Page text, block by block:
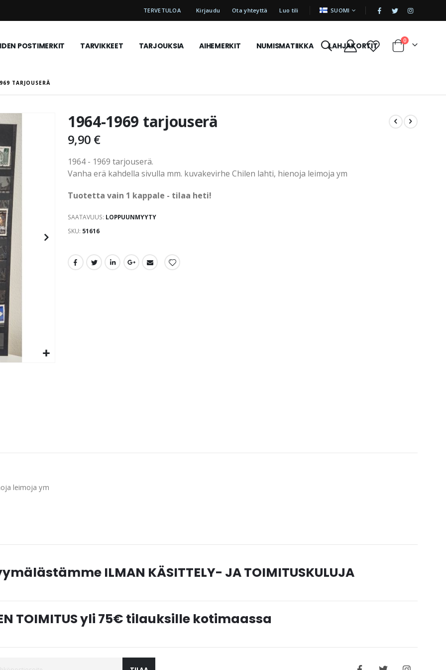
TERVETULOA Kirjaudu Ota yhteyttä Luo tili KIELI SUOMI |
POSTIMERKIT TARVIKKEET TARJOUKSIA AIHEMERKIT NUMISMATIIKKA LAHJAKORTIT Cart
0tuotetta
TARJOUSERÄ
1964-1969 tarjouserä
9,90 €
1964 - 1969 tarjouserä.
Vanha erä kahdella sivulla mm. kuvakevirhe Chilen lahti, hienoja leimoja ym
Tuotetta vain 1 kappale - tilaa heti!
SAATAVUUS: LOPPUUNMYYTY
SKU 51616
leimoja ym
ILMAN KÄSITTELY- JA TOIMITUSKULUJA
TOIMITUS yli 75€ tilauksille kotimaassa